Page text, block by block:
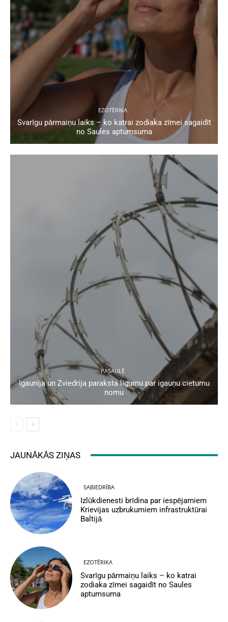
EZOTĒRIKA
Svarīgu pārmaiņu laiks – ko katrai zodiaka zīmei sagaidīt
no Saules aptumsuma
PASAULĒ
Igaunija un Zviedrija paraksta līgumu par igauņu cietumu
nomu
JAUNĀKĀS ZIŅAS
SABIEDRĪBA
Izlūkdienesti brīdina par iespējamiem
Krievijas uzbrukumiem infrastruktūrai
Baltijā
EZOTĒRIKA
Svarīgu pārmaiņu laiks – ko katrai
zodiaka zīmei sagaidīt no Saules
aptumsuma